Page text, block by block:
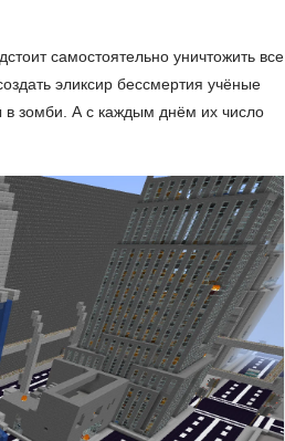
самостоятельно уничтожить все
эликсир бессмертия учёные
в зомби. А с каждым днём их число